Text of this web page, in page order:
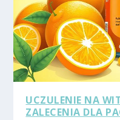
UCZULENIE NA
ZALECENIA DLA